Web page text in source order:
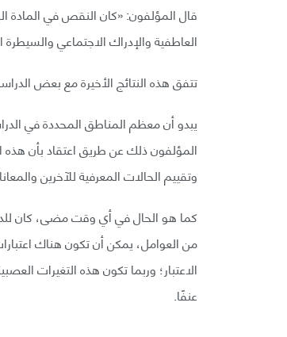
قال المؤلفون: «كان النقص في المادة
العاطفية والإدراك الاجتماعي والسيطرة
تتفق هذه النتائج الأخيرة مع بعض
يبدو أن معظم المناطق المحددة في
المؤلفون ذلك عن طريق اعتقاد بأن هذه
وتقييم الحالات المعرفية للآخرين
كما هو الحال في أي وقت مضى، كان
من العوامل، يمكن أن تكون هناك
الاعتبار؛ وربما تكون هذه التغيرات
عنفًا.